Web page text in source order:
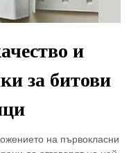
и
за битови
на първокласни